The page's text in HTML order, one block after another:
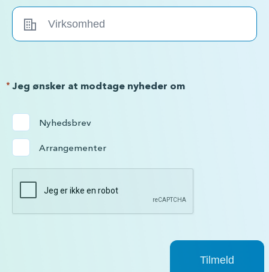
Jeg ønsker at modtage nyheder om
*
Nyhedsbrev
Arrangementer